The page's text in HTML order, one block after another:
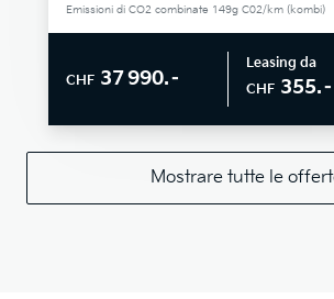
Emissioni di CO2 combinate 149g C02/km (kombi)
CHF 37 990.–
Leasing da
CHF 355.–
Mostrare tutte le